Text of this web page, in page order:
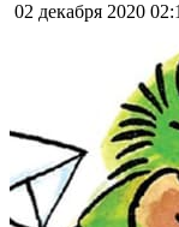
02 декабря 2020